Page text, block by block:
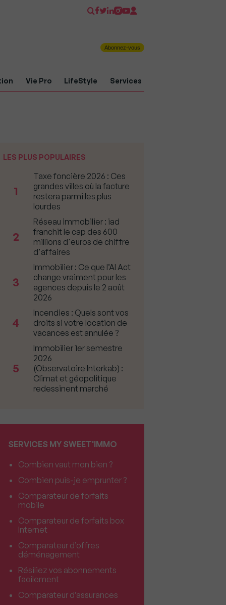
Abonnez-vous
Vie Pro LifeStyle Services
LES PLUS POPULAIRES
1
Taxe foncière 2026 : Ces
grandes villes où la facture
restera parmi les plus
lourdes
2
Réseau immobilier : iad
franchit le cap des 600
millions d'euros de chiffre
d'affaires
3
Immobilier : Ce que l’AI Act
change vraiment pour les
agences depuis le 2 août
2026
4
Incendies : Quels sont vos
droits si votre location de
vacances est annulée ?
5
Immobilier 1er semestre
2026
(Observatoire Interkab) :
Climat et géopolitique
redessinent marché
SERVICES MY SWEET'IMMO
Combien vaut mon bien ?
Combien puis-je emprunter ?
Comparateur de forfaits
mobile
Comparateur de forfaits box
Internet
Comparateur d’offres
déménagement
Résiliez vos abonnements
facilement
Comparateur d’assurances